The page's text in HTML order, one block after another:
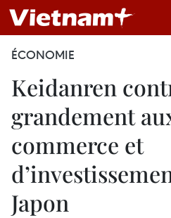
ÉCONOMIE
Keidanren
grandement
commerce et
Japon